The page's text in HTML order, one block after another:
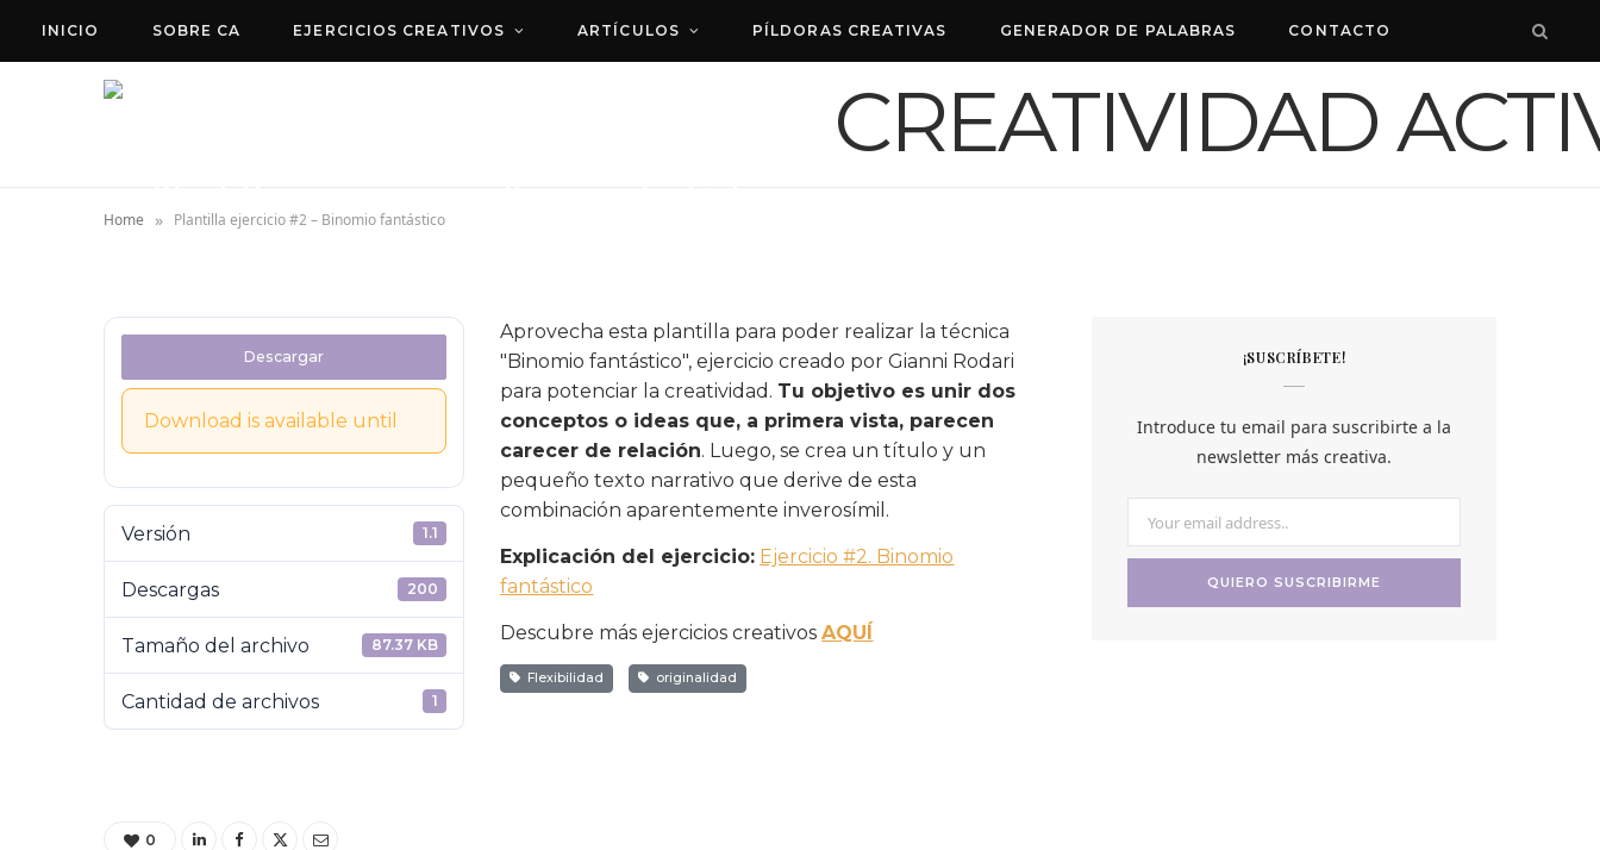
INICIO SOBRE CA EJERCICIOS CREATIVOS ARTÍCULOS PÍLDORAS CREATIVAS GENERADOR DE PALABRAS CONTACTO
Home » Plantilla ejercicio #2 – Binomio fantástico
Descargar
Download is available until
Versión 1.1
Descargas 200
Tamaño del archivo 87.37 KB
Cantidad de archivos 1
Aprovecha esta plantilla para poder realizar la técnica
"Binomio fantástico", ejercicio creado por Gianni Rodari
para potenciar la creatividad. Tu objetivo es unir dos
conceptos o ideas que, a primera vista, parecen
carecer de relación. Luego, se crea un título y un
pequeño texto narrativo que derive de esta
combinación aparentemente inverosímil.
Explicación del ejercicio: Ejercicio #2. Binomio
fantástico
Descubre más ejercicios creativosAQUÍ
Flexibilidad originalidad
0
¡SUSCRÍBETE!
Introduce tu email para suscribirte a la
newsletter más creativa.